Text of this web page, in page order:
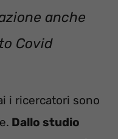
anche
Covid
i ricercatori sono
Dallo studio